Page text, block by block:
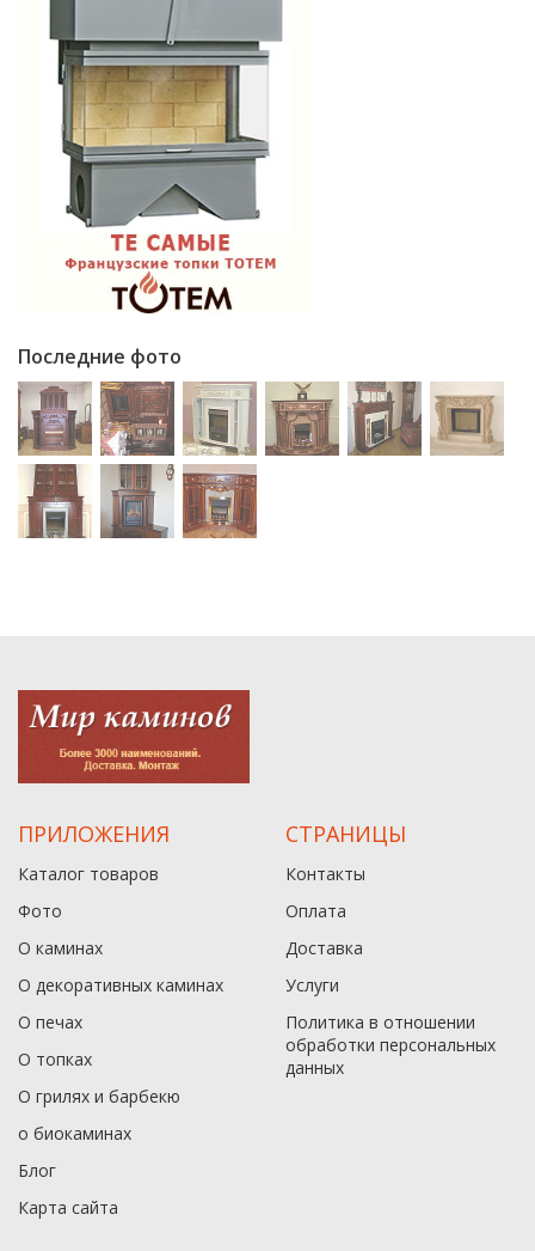
Последние фото
ПРИЛОЖЕНИЯ
Каталог товаров
Фото
О каминах
О декоративных каминах
О печах
О топках
О грилях и барбекю
о биокаминах
Блог
Карта сайта
СТРАНИЦЫ
Контакты
Оплата
Доставка
Услуги
Политика в отношении
обработки персональных
данныx